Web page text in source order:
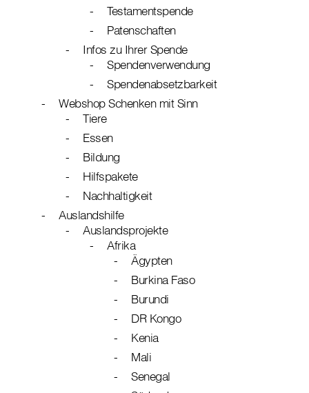
Testamentspende
Patenschaften
Infos zu Ihrer Spende
Spendenverwendung
Spendenabsetzbarkeit
Webshop Schenken mit Sinn
Tiere
Essen
Bildung
Hilfspakete
Nachhaltigkeit
Auslandshilfe
Auslandsprojekte
Afrika
Ägypten
Burkina Faso
Burundi
DR Kongo
Kenia
Mali
Senegal